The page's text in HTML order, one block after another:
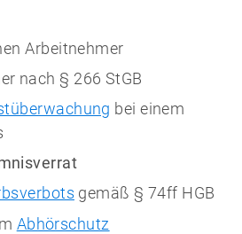
Arbeitnehmer
nach § 266 StGB
bei einem
gemäß § 74ff HGB
Abhörschutz